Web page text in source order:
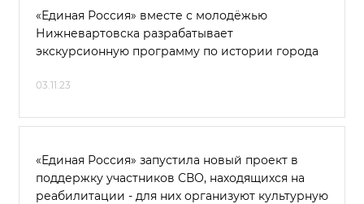
«Единая Россия» вместе с молодёжью
Нижневартовска разрабатывает
экскурсионную программу по истории города
03.11.23
«Единая Россия» запустила новый проект в
поддержку участников СВО, находящихся на
реабилитации - для них организуют культурную